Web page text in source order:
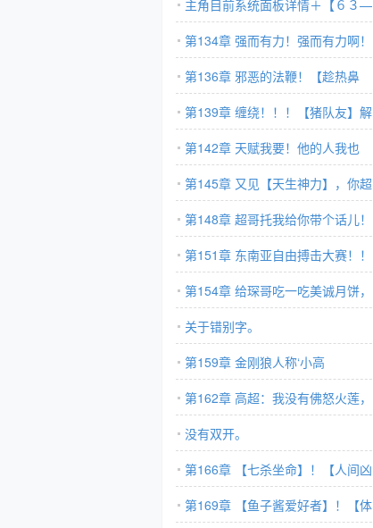
主角目前系统面板详情＋【６３—
１３１】章各天赋详情。
第134章 强而有力！强而有力啊！
第136章 邪恶的法鞭！【趁热鼻
祖】、【自力更生】、【克妻狂魔】
（一）
第139章 缠绕！！！【猪队友】解
锁，系统新功能（7800字）
第142章 天赋我要！他的人我也
要！
第145章 又见【天生神力】，你超
哥做事，就是这样的！（7150）
第148章 超哥托我给你带个话儿！
（7300）
第151章 东南亚自由搏击大赛！！
（7100）
第154章 给琛哥吃一吃美诚月饼，
崩溃的罗惠玲！（7200）
关于错别字。
第159章 金刚狼人称‘小高
超’（7200）
第162章 高超：我没有佛怒火莲，
但有佛怒唐莲！（7300）
没有双开。
第166章 【七杀坐命】！【人间凶
器】！【爆衣狂魔】！（７４５０）
第169章 【鱼子酱爱好者】！【体